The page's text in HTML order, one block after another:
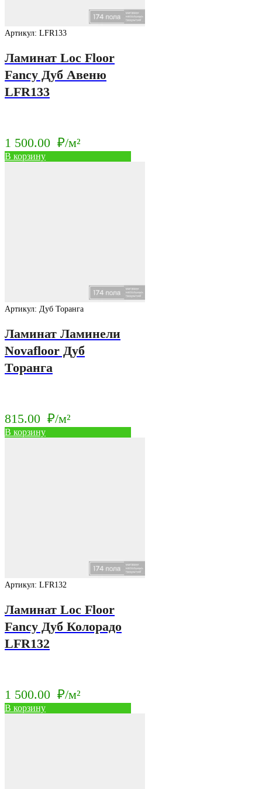
Артикул: LFR133
Ламинат Loc Floor
Fancy Дуб Авеню
LFR133
1 500.00 ₽/м²
В корзину
Артикул: Дуб Торанга
Ламинат Ламинели
Novafloor Дуб
Торанга
815.00 ₽/м²
В корзину
Артикул: LFR132
Ламинат Loc Floor
Fancy Дуб Колорадо
LFR132
1 500.00 ₽/м²
В корзину